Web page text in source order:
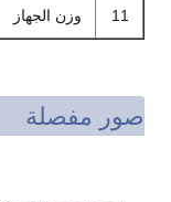
11 وزن الجهاز
صور مفصلة